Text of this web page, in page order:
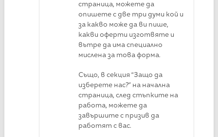
страница, можете да
опишете с две три думи кой и
за какво може да ви пише,
какви оферти изготвяте и
вътре да има специално
мислена за това форма.
Също, в секция “Защо да
изберете нас?” на начална
страница, след стъпките на
работа, можете да
завършите с призив да
работят с вас.